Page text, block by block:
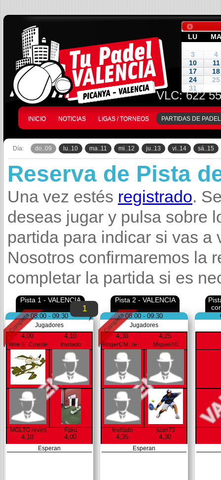
LU MA
3
4
10
11
17
18
24
25
31
VLC:622
INICIO NOTICIAS LIGAS / TORNEOS PARTIDAS DE PADEL
Día: do..09 lu..10 ma..11 mi..12 ju..13 vi..14 sá..15
Reserva de Pista
Una vez estés registrado.
deseas jugar y pulsa sobre
partida para indicar si vas
Nosotros confirmaremos la
completar la partida si es
Pista 1 - VALENCIA
08:00 - 09:30
Jugadores
4,00
Wile E. Coyote
4,10
Invitado
MOLTO reves
4,10
Faku
4,00
Esperan
1
Pista 2 - VALENCIA
08:00 - 09:30
Jugadores
4,30 4,25
Miguel10
Invitado
4,35
juan73
4,30
Esperan